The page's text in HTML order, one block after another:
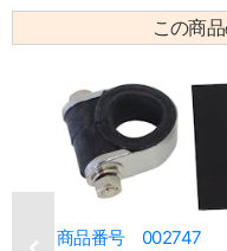
この商
商品番号 002747